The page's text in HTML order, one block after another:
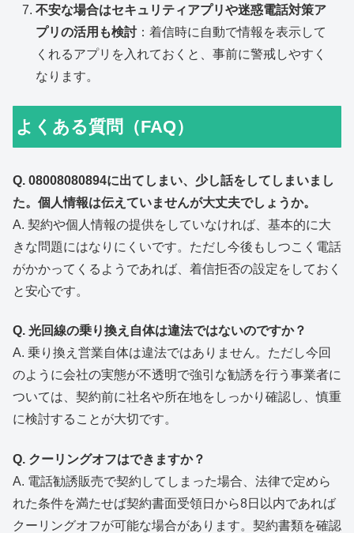
不安な場合はセキュリティアプリや迷惑電話対策ア
プリの活用も検討：着信時に自動で情報を表示して
くれるアプリを入れておくと、事前に警戒しやすく
なります。
よくある質問（FAQ）
Q. 08008080894に出てしまい、少し話をしてしまいまし
た。個人情報は伝えていませんが大丈夫でしょうか。
A. 契約や個人情報の提供をしていなければ、基本的に大
きな問題にはなりにくいです。ただし今後もしつこく電話
がかかってくるようであれば、着信拒否の設定をしておく
と安心です。
Q. 光回線の乗り換え自体は違法ではないのですか？
A. 乗り換え営業自体は違法ではありません。ただし今回
のように会社の実態が不透明で強引な勧誘を行う事業者に
ついては、契約前に社名や所在地をしっかり確認し、慎重
に検討することが大切です。
Q. クーリングオフはできますか？
A. 電話勧誘販売で契約してしまった場合、法律で定めら
れた条件を満たせば契約書面受領日から8日以内であれば
クーリングオフが可能な場合があります。契約書類を確認